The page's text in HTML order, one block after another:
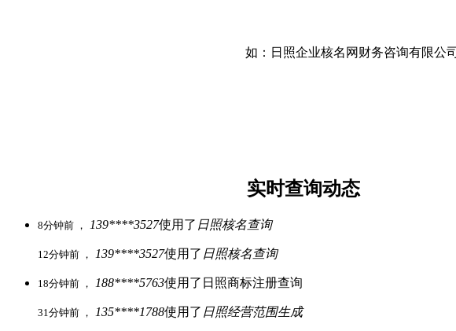
如：日照企业核名网财务咨询有限公
实时查询动态
8分钟前 ， 139****3527使用了 日照核名查询
12分钟前 ， 139****3527使用了 日照核名查询
18分钟前 ， 188****5763使用了日照商标注册查询
31分钟前 ， 135****1788使用了 日照经营范围生成